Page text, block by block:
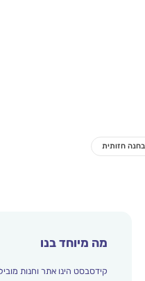
מה מיוחד בנו
קידסבסט הינו אתר וחנות